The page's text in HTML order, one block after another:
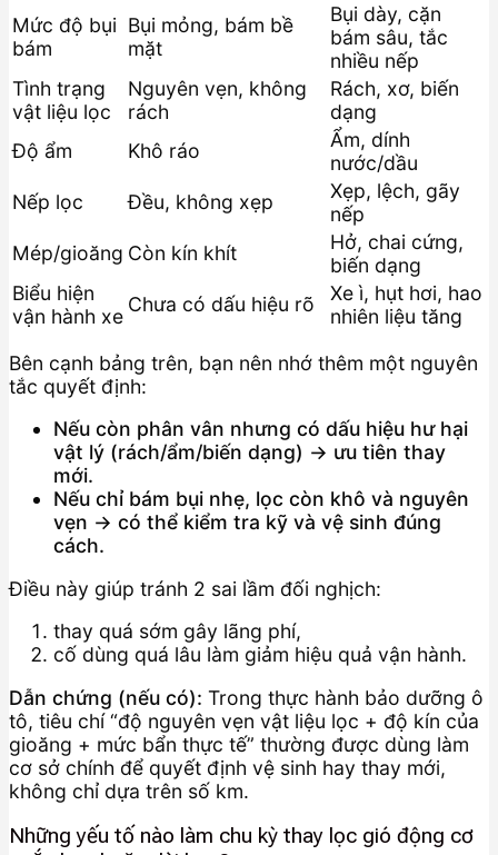
Mức độ bụi
bám
Bụi mỏng, bám bề
mặt
Bụi dày, cặn
bám sâu, tắc
nhiều nếp
Tình trạng
vật liệu lọc
Nguyên vẹn, không
rách
Rách, xơ, biến
dạng
Độ ẩm
Khô ráo
Ẩm, dính
nước/dầu
Nếp lọc
Đều, không xẹp
Xẹp, lệch, gãy
nếp
Mép/gioăng Còn kín khít
Hở, chai cứng,
biến dạng
Biểu hiện
vận hành xe
Chưa có dấu hiệu rõ
Xe ì, hụt hơi, hao
nhiên liệu tăng
Bên cạnh bảng trên, bạn nên nhớ thêm một nguyên
tắc quyết định:
Nếu còn phân vân nhưng có dấu hiệu hư hại
vật lý (rách/ẩm/biến dạng) → ưu tiên thay
mới.
Nếu chỉ bám bụi nhẹ, lọc còn khô và nguyên
vẹn → có thể kiểm tra kỹ và vệ sinh đúng
cách.
Điều này giúp tránh 2 sai lầm đối nghịch:
thay quá sớm gây lãng phí,
cố dùng quá lâu làm giảm hiệu quả vận hành.
Dẫn chứng (nếu có): Trong thực hành bảo dưỡng ô
tô, tiêu chí “độ nguyên vẹn vật liệu lọc + độ kín của
gioăng + mức bẩn thực tế” thường được dùng làm
cơ sở chính để quyết định vệ sinh hay thay mới,
không chỉ dựa trên số km.
Những yếu tố nào làm chu kỳ thay lọc gió động cơ